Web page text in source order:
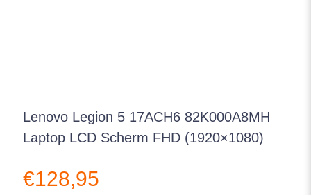
Lenovo Legion 5 17ACH6 82K000A8MH
Laptop LCD Scherm FHD (1920×1080)
€128,95